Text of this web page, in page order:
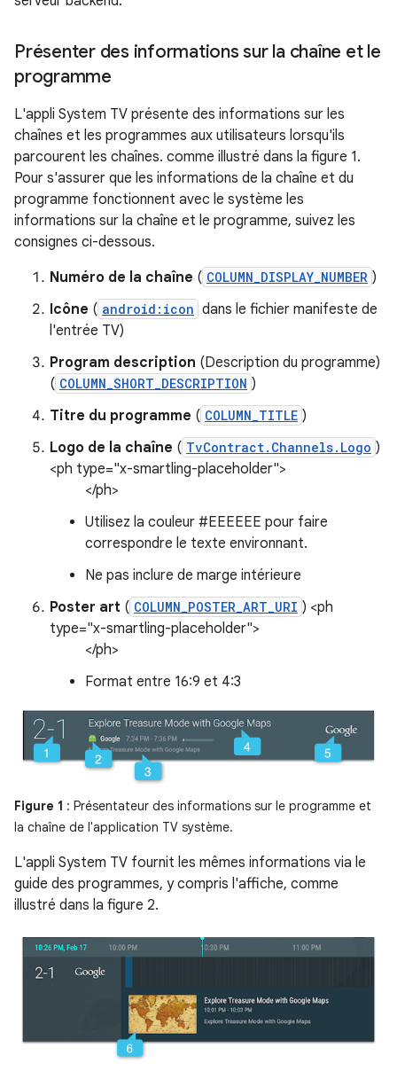
Présenter des informations sur la chaîne et le
programme
L'appli System TV présente des informations sur les
chaînes et les programmes aux utilisateurs lorsqu'ils
parcourent les chaînes. comme illustré dans la figure 1.
Pour s'assurer que les informations de la chaîne et du
programme fonctionnent avec le système les
informations sur la chaîne et le programme, suivez les
consignes ci-dessous.
Numéro de la chaîne ( COLUMN_DISPLAY_NUMBER )
Icône ( android:icon dans le fichier manifeste de
l'entrée TV)
Program description (Description du programme)
( COLUMN_SHORT_DESCRIPTION )
Titre du programme ( COLUMN_TITLE )
Logo de la chaîne ( TvContract.Channels.Logo )
<ph type="x-smartling-placeholder">
</ph>
Utilisez la couleur #EEEEEE pour faire
correspondre le texte environnant.
Ne pas inclure de marge intérieure
Poster art ( COLUMN_POSTER_ART_URI ) <ph
type="x-smartling-placeholder">
</ph>
Format entre 16:9 et 4:3
Figure 1 : Présentateur des informations sur le programme et
la chaîne de l'application TV système.
L'appli System TV fournit les mêmes informations via le
guide des programmes, y compris l'affiche, comme
illustré dans la figure 2.